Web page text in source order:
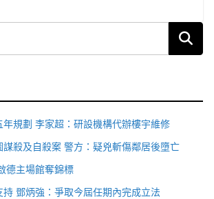
年規劃 李家超：研設機構代辦樓宇維修
殺及自殺案 警方：疑兇斬傷鄰居後墮亡
德主場館奪錦標
鄧炳強：爭取今屆任期內完成立法